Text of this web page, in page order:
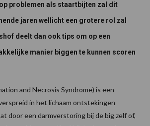
problemen als staartbijten zal dit
jaren wellicht een grotere rol zal
deelt dan ook tips om op een
manier biggen te kunnen scoren
and Necrosis Syndrome) is een
in het lichaam ontstekingen
door een darmverstoring bij de big zelf of,